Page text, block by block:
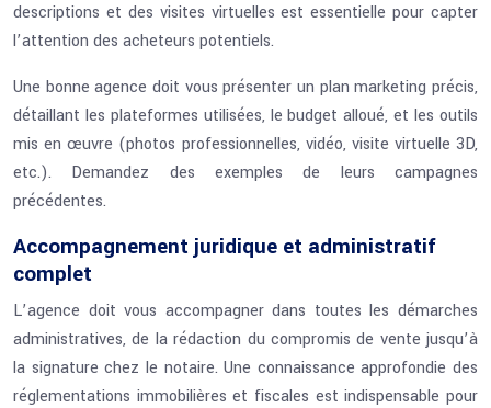
descriptions et des visites virtuelles est essentielle pour capter
l’attention des acheteurs potentiels.
Une bonne agence doit vous présenter un plan marketing précis,
détaillant les plateformes utilisées, le budget alloué, et les outils
mis en œuvre (photos professionnelles, vidéo, visite virtuelle 3D,
etc.). Demandez des exemples de leurs campagnes
précédentes.
Accompagnement juridique et administratif
complet
L’agence doit vous accompagner dans toutes les démarches
administratives, de la rédaction du compromis de vente jusqu’à
la signature chez le notaire. Une connaissance approfondie des
réglementations immobilières et fiscales est indispensable pour